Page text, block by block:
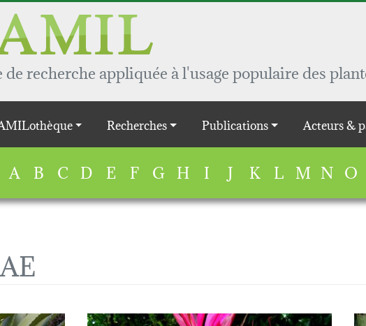
recherche appliquée à l'usage populaire des
Recherches Publications Acteurs &
A B C D E F G H I J K L M N O